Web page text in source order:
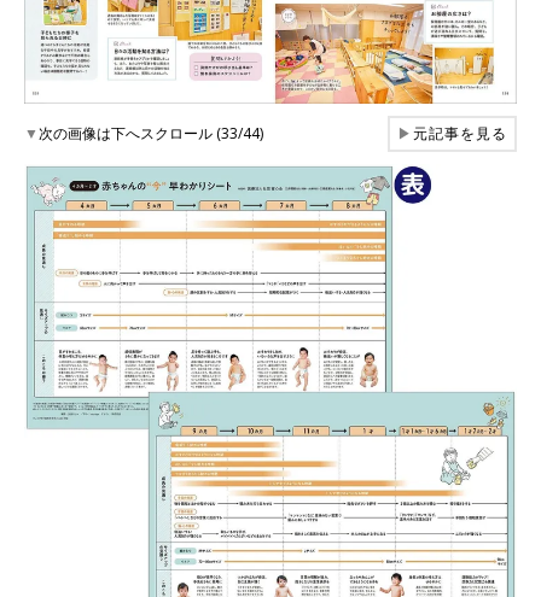
▼次の画像は下へスクロール (33/44) ▶元記事を見る